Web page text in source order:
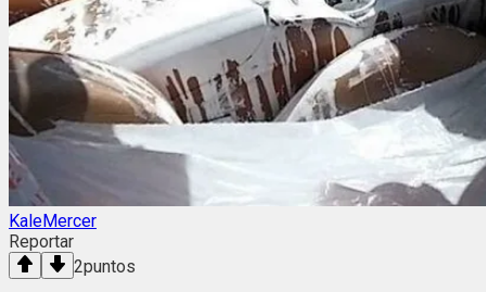
KaleMercer
Reportar
2puntos